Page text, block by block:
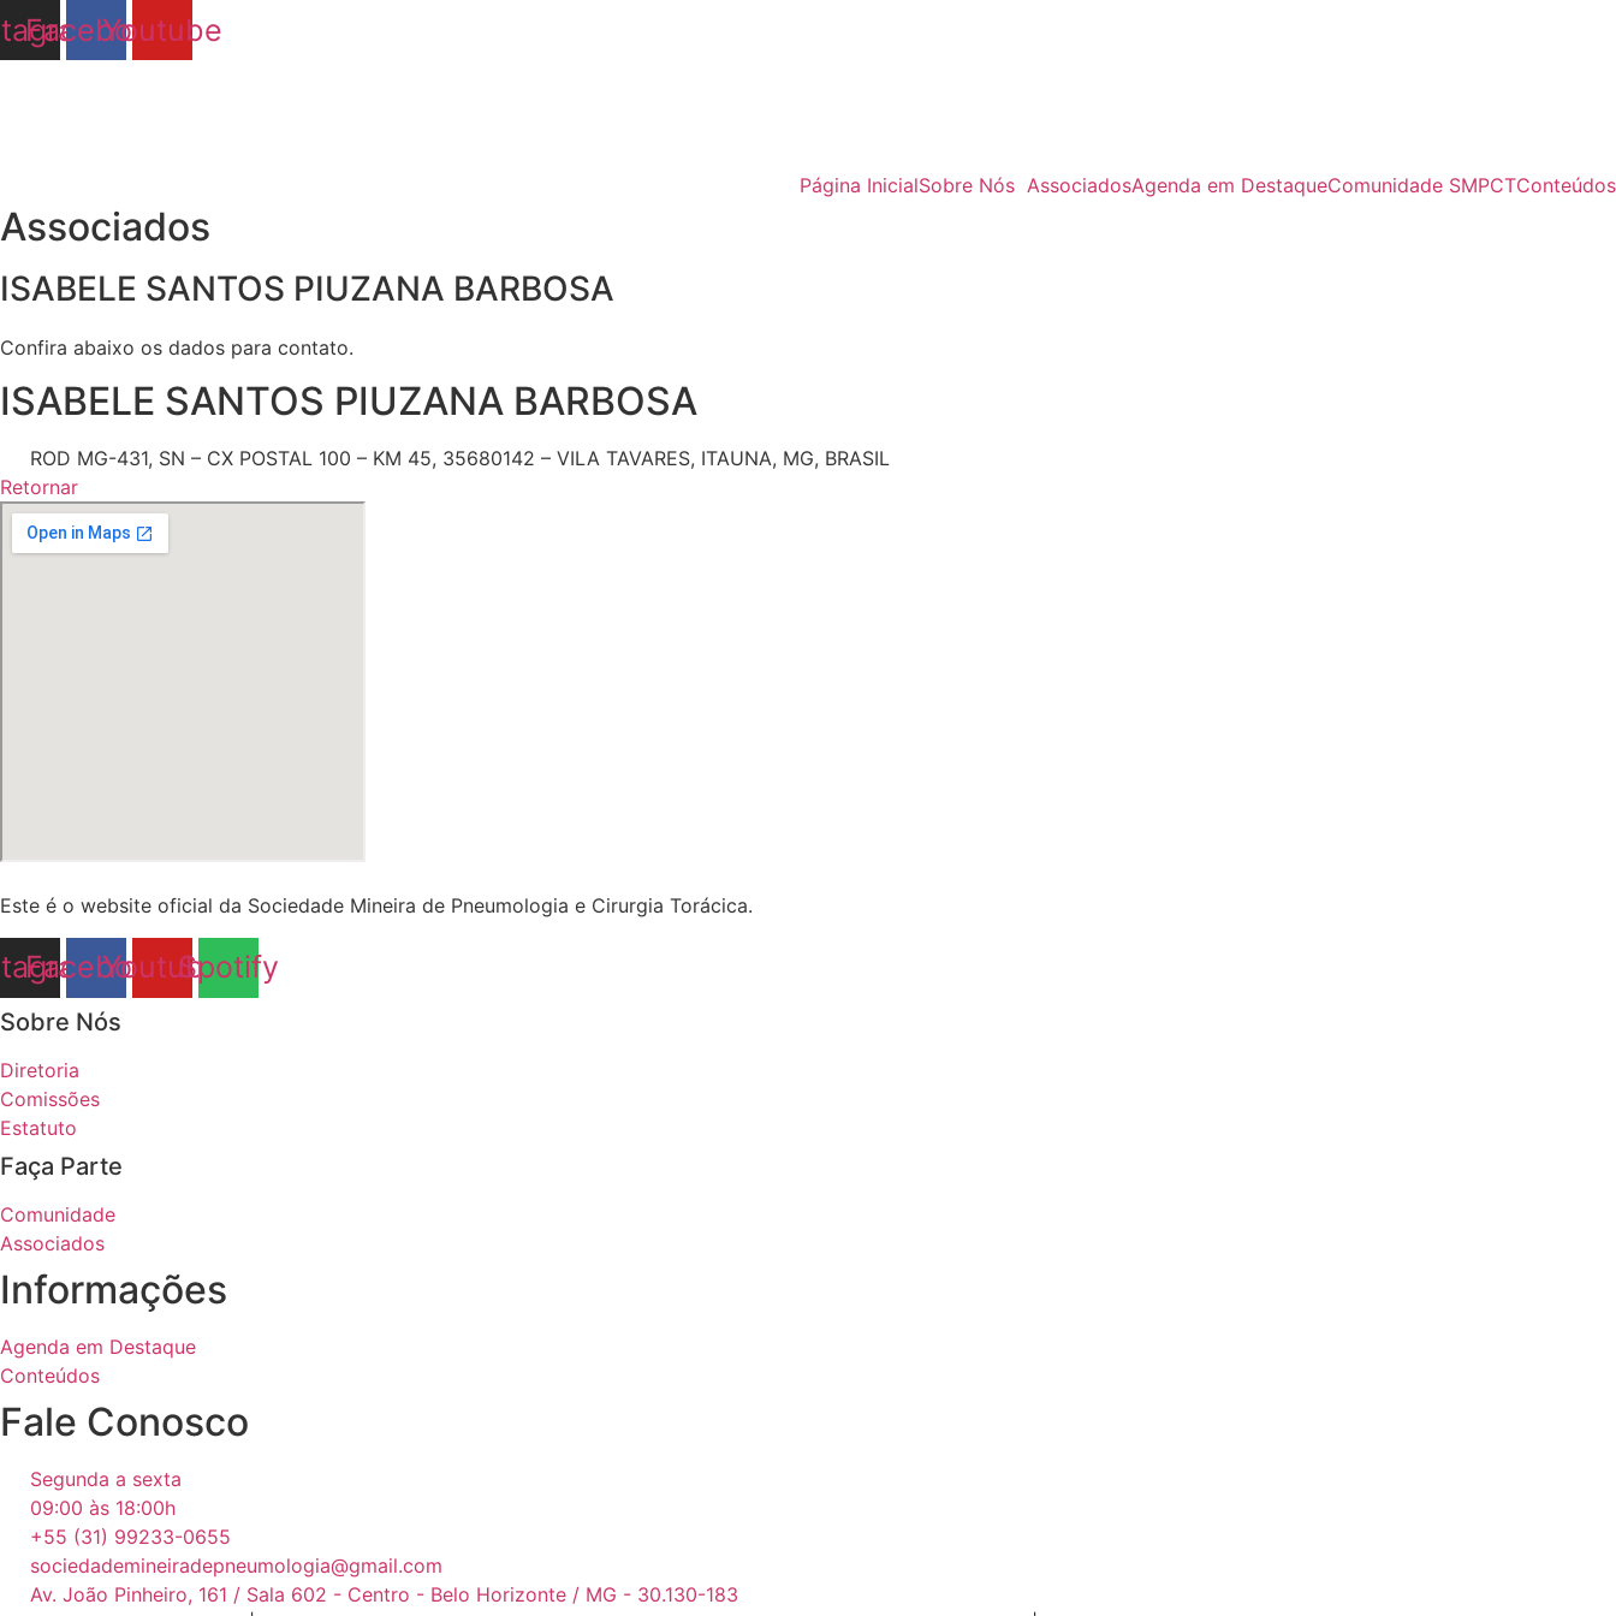
Ir
paraFacebook
Youtube
Página InicialSobre Nós AssociadosAgenda em DestaqueComunidade SMPCTConteúdos
Associados
ISABELE SANTOS PIUZANA BARBOSA
Confira abaixo os dados para contato.
ISABELE SANTOS PIUZANA BARBOSA
ROD MG-431, SN – CX POSTAL 100 – KM 45, 35680142 – VILA TAVARES, ITAUNA, MG, BRASIL
Retornar
Este é o website oficial da Sociedade Mineira de Pneumologia e Cirurgia Torácica.
Facebook
YoutubeSpotify
Sobre Nós
Diretoria
Comissões
Estatuto
Faça Parte
Comunidade
Associados
Informações
Agenda em Destaque
Conteúdos
Fale Conosco
Segunda a sexta
09:00 às 18:00h
+55 (31) 99233-0655
sociedademineiradepneumologia@gmail.com
Av. João Pinheiro, 161 / Sala 602 - Centro - Belo Horizonte / MG - 30.130-183